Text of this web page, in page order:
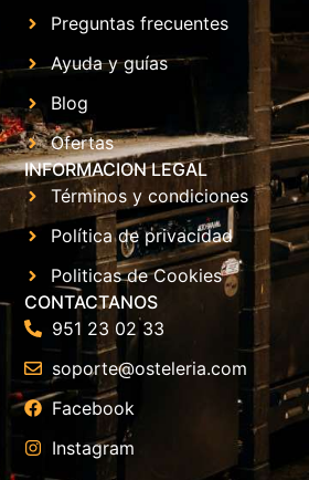
Preguntas frecuentes
Ayuda y guías
Blog
Ofertas
INFORMACION LEGAL
Términos y condiciones
Política de privacidad
Politicas de Cookies
CONTACTANOS
951 23 02 33
soporte@osteleria.com
Facebook
Instagram